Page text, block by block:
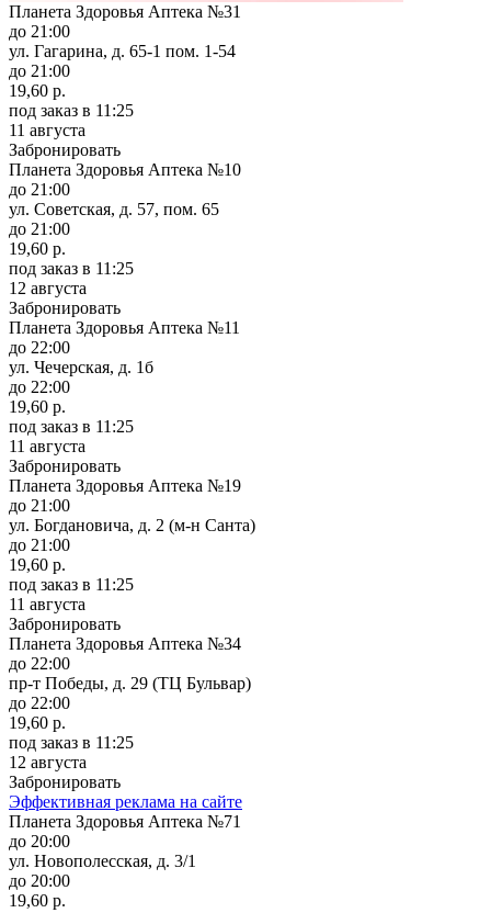
Планета Здоровья Аптека №31
до 21:00
ул. Гагарина, д. 65-1 пом. 1-54
до 21:00
19,60 р.
под заказ в 11:25
11 августа
Забронировать
Планета Здоровья Аптека №10
до 21:00
ул. Советская, д. 57, пом. 65
до 21:00
19,60 р.
под заказ в 11:25
12 августа
Забронировать
Планета Здоровья Аптека №11
до 22:00
ул. Чечерская, д. 1б
до 22:00
19,60 р.
под заказ в 11:25
11 августа
Забронировать
Планета Здоровья Аптека №19
до 21:00
ул. Богдановича, д. 2 (м-н Санта)
до 21:00
19,60 р.
под заказ в 11:25
11 августа
Забронировать
Планета Здоровья Аптека №34
до 22:00
пр-т Победы, д. 29 (ТЦ Бульвар)
до 22:00
19,60 р.
под заказ в 11:25
12 августа
Забронировать
Эффективная реклама на сайте
Планета Здоровья Аптека №71
до 20:00
ул. Новополесская, д. 3/1
до 20:00
19,60 р.